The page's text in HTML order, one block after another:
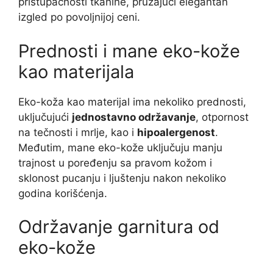
izgled po povoljnijoj ceni.
Prednosti i mane eko-kože
kao materijala
Eko-koža kao materijal ima nekoliko prednosti,
uključujući jednostavno održavanje, otpornost
na tečnosti i mrlje, kao i hipoalergenost.
Međutim, mane eko-kože uključuju manju
trajnost u poređenju sa pravom kožom i
sklonost pucanju i ljuštenju nakon nekoliko
godina korišćenja.
Održavanje garnitura od
eko-kože